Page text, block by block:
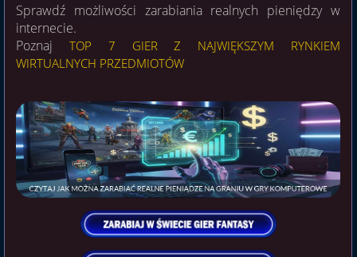
Sprawdź możliwości zarabiania realnych pieniędzy w
internecie.
Poznaj TOP 7 GIER Z NAJWIĘKSZYM RYNKIEM
WIRTUALNYCH PRZEDMIOTÓW